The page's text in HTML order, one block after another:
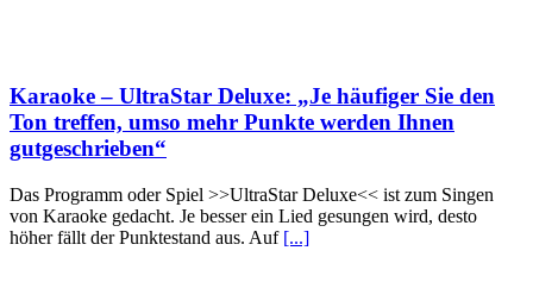
Karaoke – UltraStar Deluxe: „Je häufiger Sie den
Ton treffen, umso mehr Punkte werden Ihnen
gutgeschrieben“
Das Programm oder Spiel >>UltraStar Deluxe<< ist zum Singen
von Karaoke gedacht. Je besser ein Lied gesungen wird, desto
höher fällt der Punktestand aus. Auf [...]